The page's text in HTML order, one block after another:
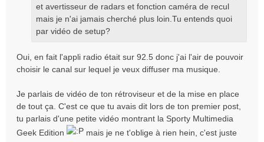
et avertisseur de radars et fonction caméra de recul
mais je n'ai jamais cherché plus loin.Tu entends quoi
par vidéo de setup?
Oui, en fait l'appli radio était sur 92.5 donc j'ai l'air de pouvoir
choisir le canal sur lequel je veux diffuser ma musique.
Je parlais de vidéo de ton rétroviseur et de la mise en place
de tout ça. C'est ce que tu avais dit lors de ton premier post,
tu parlais d'une petite vidéo montrant la Sporty Multimedia
Geek Edition
mais je ne t'oblige à rien hein, c'est juste